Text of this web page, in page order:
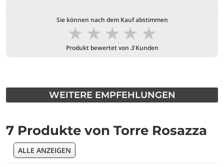
Sie können nach dem Kauf abstimmen
★
★
★
★
★
Produkt bewertet von 3Kunden
WEITERE EMPFEHLUNGEN
7 Produkte von Torre Rosazza
ALLE ANZEIGEN